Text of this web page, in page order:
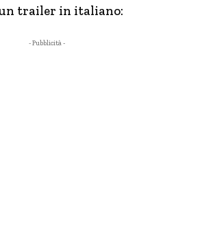
un trailer in italiano:
- Pubblicità -